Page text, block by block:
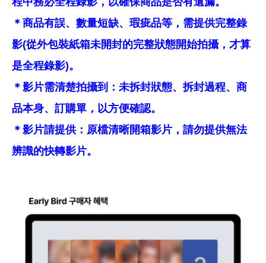
＊商品有誤、數量短缺、瑕疵品等，需提供完整錄
影(從外包裝紙箱未開封的完整狀態開始拍攝，才算
是全程錄影)。
＊影片需清楚拍攝到：未拆封狀態、拆封過程、商
品本身、訂購單，以方便確認。
＊影片請提供：原檔清晰開箱影片，請勿提供無法
辨識的快轉影片。